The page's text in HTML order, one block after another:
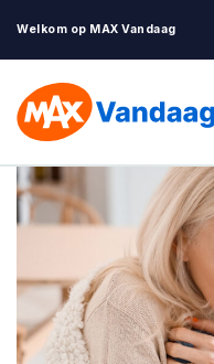
Welkom op MAX Vandaag